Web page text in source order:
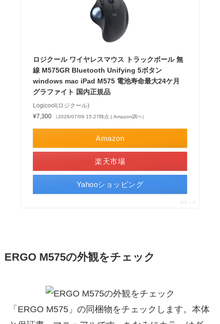
ロジクール ワイヤレスマウス トラックボール 無
線 M575GR Bluetooth Unifying 5ボタン
windows mac iPad M575 電池寿命最大24ケ月
グラファイト 国内正規品
Logicool(ロジクール)
¥7,300
（2026/07/09 15:27時点 | Amazon調べ）
Amazon
楽天市場
Yahooショッピング
ポチップ
ERGO M575の外観をチェック
「ERGO M575」の同梱物をチェックします。本体